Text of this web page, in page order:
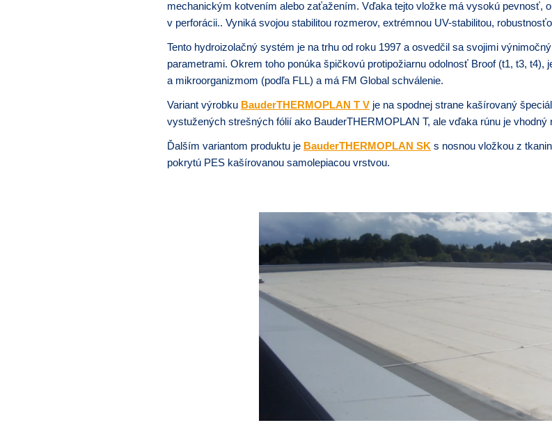
mechanickým kotvením alebo zaťažením. Vďaka tejto vložke má vysokú pevnosť,
v perforácii.. Vyniká svojou stabilitou rozmerov, extrémnou UV-stabilitou,
Tento hydroizolačný systém je na trhu od roku 1997 a osvedčil sa svojimi
parametrami. Okrem toho ponúka špičkovú protipožiarnu odolnosť Broof (t1, t3, t4),
a mikroorganizmom (podľa FLL) a má FM Global schválenie.
Variant výrobku BauderTHERMOPLAN T V je na spodnej strane kašírovaný
vystužených strešných fólií ako BauderTHERMOPLAN T, ale vďaka rúnu je vhodný
Ďalším variantom produktu je BauderTHERMOPLAN SK s nosnou vložkou z
pokrytú PES kašírovanou samolepiacou vrstvou.